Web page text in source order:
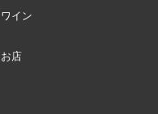
ワイン
お店